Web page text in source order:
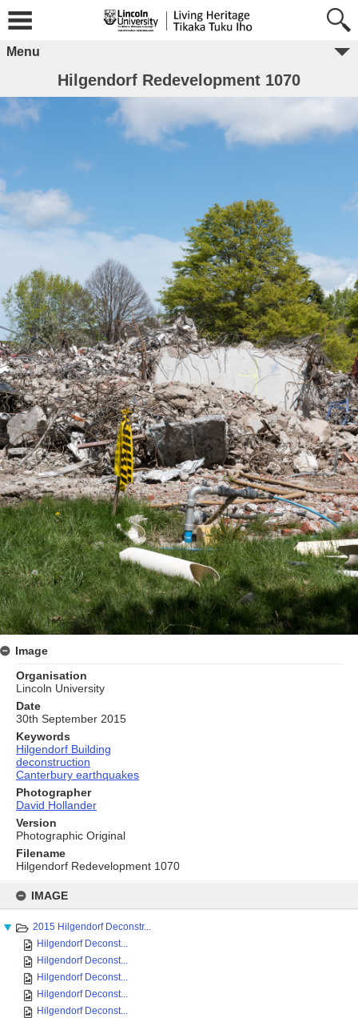
content
IMAGE
2015 Hilgendorf Deconstr...
Hilgendorf Deconst...
Hilgendorf Deconst...
Hilgendorf Deconst...
Hilgendorf Deconst...
Hilgendorf Deconst...
Menu
Hilgendorf Redevelopment 1070
Image
Organisation
Lincoln University
Date
30th September 2015
Keywords
Hilgendorf Building
deconstruction
Canterbury earthquakes
Photographer
David Hollander
Version
Photographic Original
Filename
Hilgendorf Redevelopment 1070